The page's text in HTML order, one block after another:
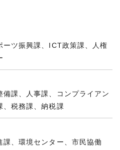
ーツ振興課、ICT政策課、人権
課、人事課、コンプライアン
、税務課、納税課
、環境センター、市民協働